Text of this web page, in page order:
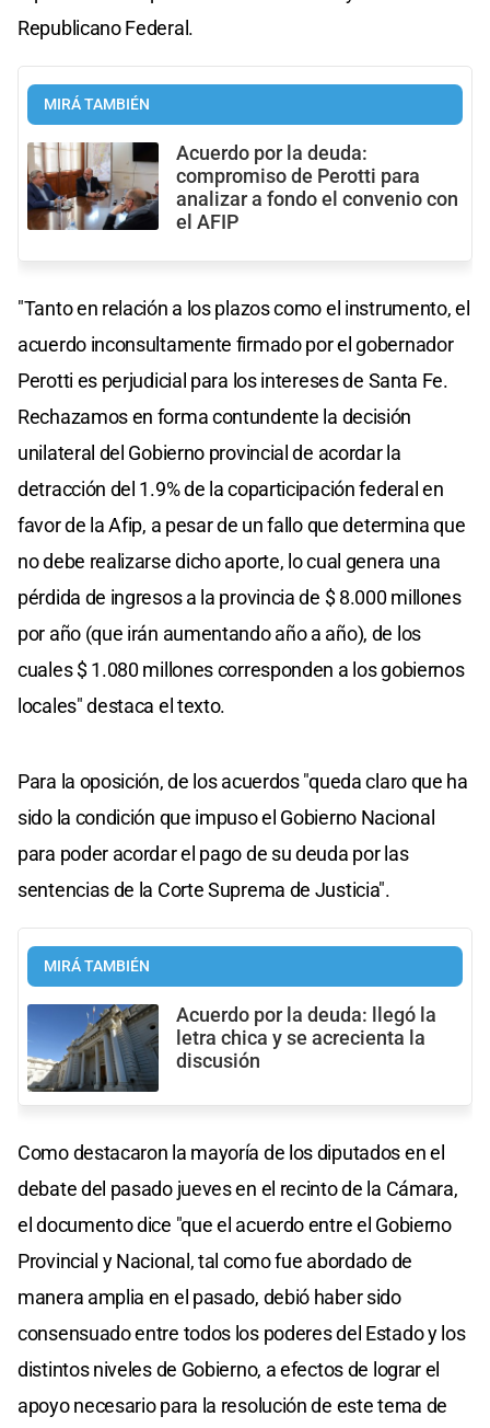
Republicano Federal.
MIRÁ TAMBIÉN
Acuerdo por la deuda:
compromiso de Perotti para
analizar a fondo el convenio con
el AFIP
"Tanto en relación a los plazos como el instrumento, el
acuerdo inconsultamente firmado por el gobernador
Perotti es perjudicial para los intereses de Santa Fe.
Rechazamos en forma contundente la decisión
unilateral del Gobierno provincial de acordar la
detracción del 1.9% de la coparticipación federal en
favor de la Afip, a pesar de un fallo que determina que
no debe realizarse dicho aporte, lo cual genera una
pérdida de ingresos a la provincia de $ 8.000 millones
por año (que irán aumentando año a año), de los
cuales $ 1.080 millones corresponden a los gobiernos
locales" destaca el texto.
Para la oposición, de los acuerdos "queda claro que ha
sido la condición que impuso el Gobierno Nacional
para poder acordar el pago de su deuda por las
sentencias de la Corte Suprema de Justicia".
MIRÁ TAMBIÉN
Acuerdo por la deuda: llegó la
letra chica y se acrecienta la
discusión
Como destacaron la mayoría de los diputados en el
debate del pasado jueves en el recinto de la Cámara,
el documento dice "que el acuerdo entre el Gobierno
Provincial y Nacional, tal como fue abordado de
manera amplia en el pasado, debió haber sido
consensuado entre todos los poderes del Estado y los
distintos niveles de Gobierno, a efectos de lograr el
apoyo necesario para la resolución de este tema de